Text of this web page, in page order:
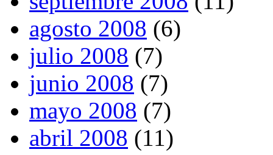
agosto 2008 (6)
julio 2008 (7)
junio 2008 (7)
mayo 2008 (7)
abril 2008 (11)